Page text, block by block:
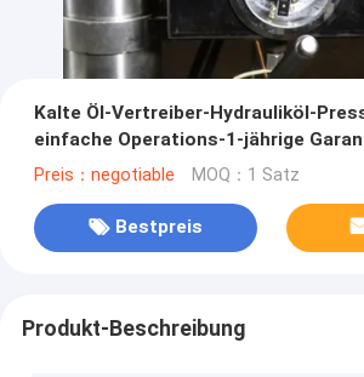
Kalte Öl-Vertreiber-Hydrauliköl-
einfache Operations-1-jährige
Preis：negotiable MOQ：1 Satz
Bestpreis
Produkt-Beschreibung